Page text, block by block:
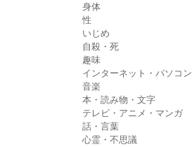
身体
性
いじめ
自殺・死
趣味
インターネット・パソコン
音楽
本・読み物・文字
テレビ・アニメ・マンガ
話・言葉
心霊・不思議